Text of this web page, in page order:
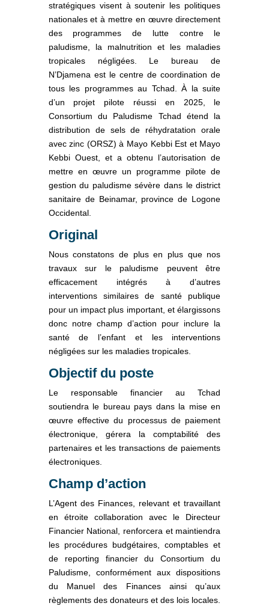
stratégiques visent à soutenir les politiques
nationales et à mettre en œuvre directement
des programmes de lutte contre le
paludisme, la malnutrition et les maladies
tropicales négligées. Le bureau de
N’Djamena est le centre de coordination de
tous les programmes au Tchad. À la suite
d’un projet pilote réussi en 2025, le
Consortium du Paludisme Tchad étend la
distribution de sels de réhydratation orale
avec zinc (ORSZ) à Mayo Kebbi Est et Mayo
Kebbi Ouest, et a obtenu l’autorisation de
mettre en œuvre un programme pilote de
gestion du paludisme sévère dans le district
sanitaire de Beinamar, province de Logone
Occidental.
Original
Nous constatons de plus en plus que nos
travaux sur le paludisme peuvent être
efficacement intégrés à d’autres
interventions similaires de santé publique
pour un impact plus important, et élargissons
donc notre champ d’action pour inclure la
santé de l’enfant et les interventions
négligées sur les maladies tropicales.
Objectif du poste
Le responsable financier au Tchad
soutiendra le bureau pays dans la mise en
œuvre effective du processus de paiement
électronique, gérera la comptabilité des
partenaires et les transactions de paiements
électroniques.
Champ d’action
L’Agent des Finances, relevant et travaillant
en étroite collaboration avec le Directeur
Financier National, renforcera et maintiendra
les procédures budgétaires, comptables et
de reporting financier du Consortium du
Paludisme, conformément aux dispositions
du Manuel des Finances ainsi qu’aux
règlements des donateurs et des lois locales.